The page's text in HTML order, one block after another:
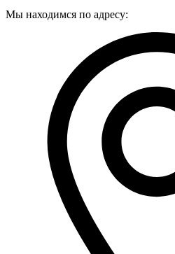
Мы находимся по адресу: